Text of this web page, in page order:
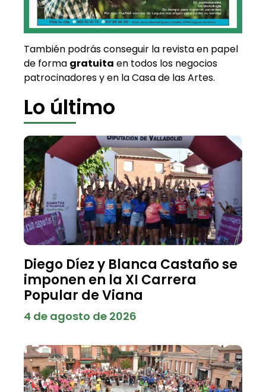
También podrás conseguir la revista en papel
de forma gratuita en todos los negocios
patrocinadores y en la Casa de las Artes.
Lo último
Diego Díez y Blanca Castaño se
imponen en la XI Carrera
Popular de Viana
4 de agosto de 2026